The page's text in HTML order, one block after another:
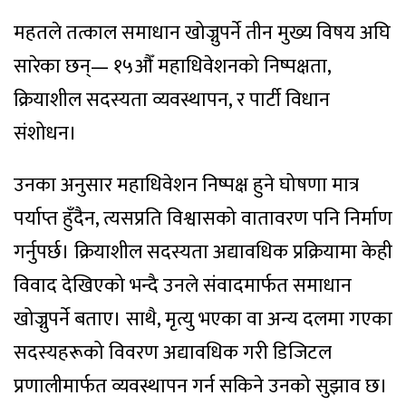
महतले तत्काल समाधान खोज्नुपर्ने तीन मुख्य विषय अघि
सारेका छन्— १५औँ महाधिवेशनको निष्पक्षता,
क्रियाशील सदस्यता व्यवस्थापन, र पार्टी विधान
संशोधन।
उनका अनुसार महाधिवेशन निष्पक्ष हुने घोषणा मात्र
पर्याप्त हुँदैन, त्यसप्रति विश्वासको वातावरण पनि निर्माण
गर्नुपर्छ। क्रियाशील सदस्यता अद्यावधिक प्रक्रियामा केही
विवाद देखिएको भन्दै उनले संवादमार्फत समाधान
खोज्नुपर्ने बताए। साथै, मृत्यु भएका वा अन्य दलमा गएका
सदस्यहरूको विवरण अद्यावधिक गरी डिजिटल
प्रणालीमार्फत व्यवस्थापन गर्न सकिने उनको सुझाव छ।